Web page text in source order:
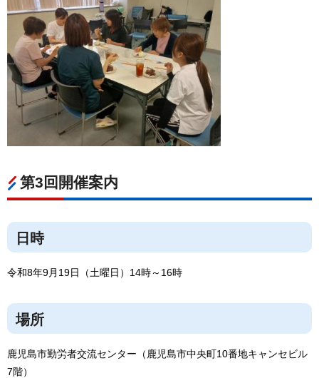
第3回開催案内
日時
令和8年9月19日（土曜日）14時～16時
場所
鹿児島市勤労者交流センター（鹿児島市中央町10番地キャンセビル
7階）